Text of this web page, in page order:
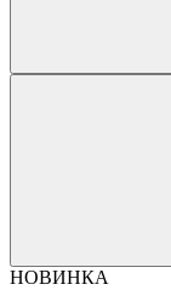
НОВИНКА